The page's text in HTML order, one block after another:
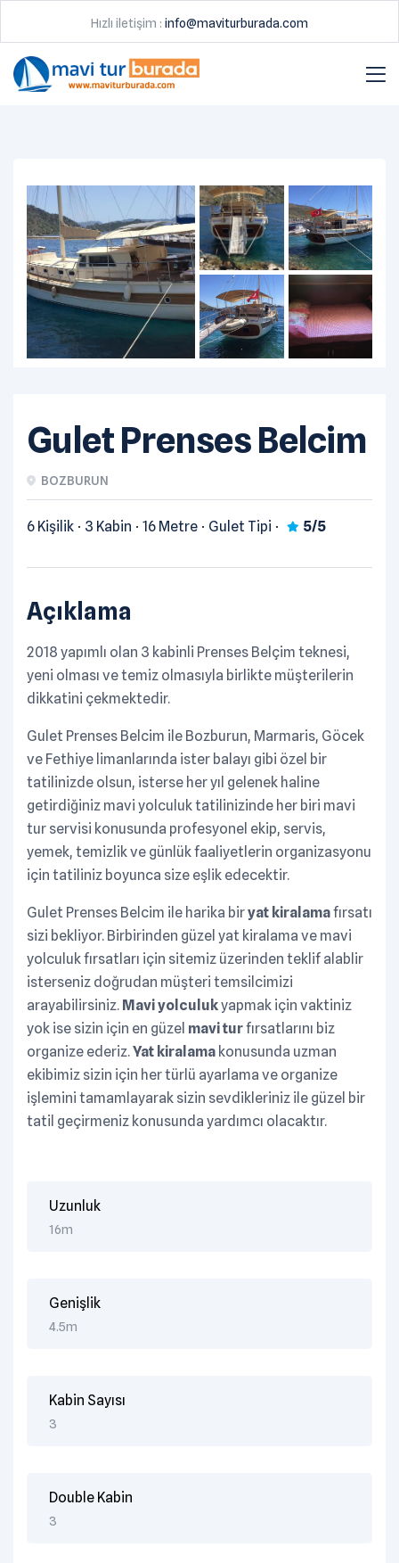
Hızlı iletişim : info@maviturburada.com
Gulet Prenses Belcim
BOZBURUN
6 Kişilik 3 Kabin 16 Metre Gulet Tipi 5/5
Açıklama
2018 yapımlı olan 3 kabinli Prenses Belçim teknesi,
yeni olması ve temiz olmasıyla birlikte müşterilerin
dikkatini çekmektedir.
Gulet Prenses Belcim ile Bozburun, Marmaris, Göcek
ve Fethiye limanlarında ister balayı gibi özel bir
tatilinizde olsun, isterse her yıl gelenek haline
getirdiğiniz mavi yolculuk tatilinizinde her biri mavi
tur servisi konusunda profesyonel ekip, servis,
yemek, temizlik ve günlük faaliyetlerin organizasyonu
için tatiliniz boyunca size eşlik edecektir.
Gulet Prenses Belcim ile harika biryat kiralamafırsatı
sizi bekliyor. Birbirinden güzel yat kiralama ve mavi
yolculuk fırsatları için sitemiz üzerinden teklif alablir
isterseniz doğrudan müşteri temsilcimizi
arayabilirsiniz. Mavi yolculukyapmak için vaktiniz
yok ise sizin için en güzel mavi turfırsatlarını biz
organize ederiz.Yat kiralama konusunda uzman
ekibimiz sizin için her türlü ayarlama ve organize
işlemini tamamlayarak sizin sevdikleriniz ile güzel bir
tatil geçirmeniz konusunda yardımcı olacaktır.
Uzunluk
16m
Genişlik
4.5m
Kabin Sayısı
3
Double Kabin
3